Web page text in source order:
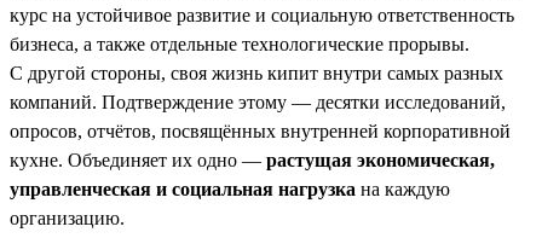
курс на устойчивое развитие и социальную ответственность
бизнеса, а также отдельные технологические прорывы.
С другой стороны, своя жизнь кипит внутри самых разных
компаний. Подтверждение этому — десятки исследований,
опросов, отчётов, посвящённых внутренней корпоративной
кухне. Объединяет их одно — растущая экономическая,
управленческая и социальная нагрузка на каждую
организацию.